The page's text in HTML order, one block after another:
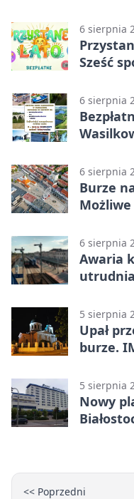
6 sierpnia
Sześć
6 sierpnia
6 sierpnia
Burze
6 sierpnia
Awaria
5 sierpnia
Upał
burze.
5 sierpnia
Nowy
<< Poprzedni